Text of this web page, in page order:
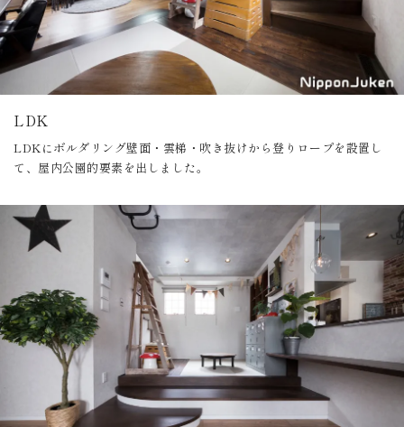
LDK
LDKにボルダリング壁面・雲梯・吹き抜けから登りロープを設置し
て、屋内公園的要素を出しました。